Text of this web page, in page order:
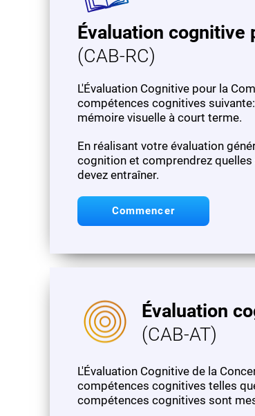
Évaluation cognitive
(CAB-RC)
L'Évaluation Cognitive pour la
compétences cognitives
mémoire visuelle à court terme.
En réalisant votre évaluation
cognition et comprendrez
devez entraîner.
Commencer
Évaluation
(CAB-AT)
L'Évaluation Cognitive de la
compétences cognitives telles
compétences cognitives sont